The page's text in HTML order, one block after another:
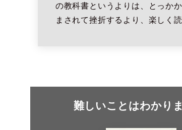
の教科書というよりは、とっか
まされて挫折するより、楽しく
難しいことはわかり